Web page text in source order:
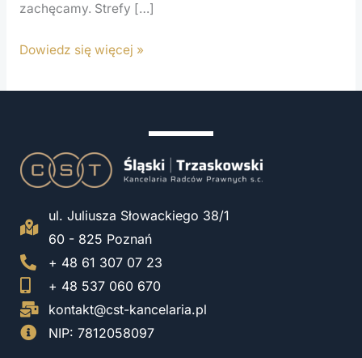
zachęcamy. Strefy […]
Dowiedz się więcej »
ul. Juliusza Słowackiego 38/1
60 - 825 Poznań
+ 48 61 307 07 23
+ 48 537 060 670
kontakt@cst-kancelaria.pl
NIP: 7812058097